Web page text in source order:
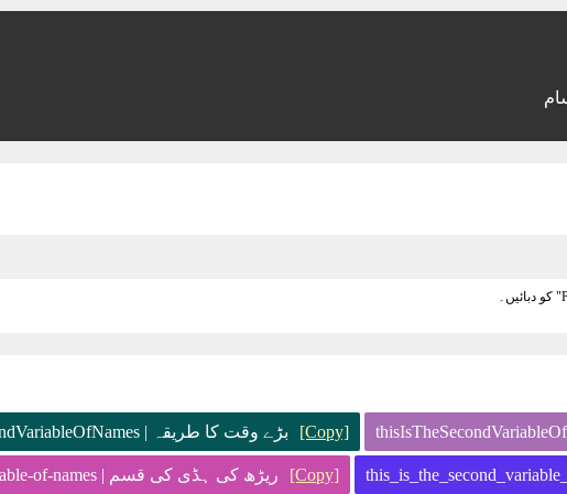
بڑے وقت کا طریقہ | ThisIsTheSecondVariableOfNames [Copy]
ریڑھ کی ہڈی کی قسم | this-is-the-second-variable-of-names [Copy]